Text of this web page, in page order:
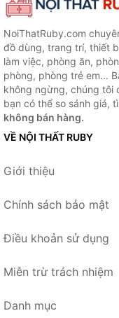
NoiThatRuby.com
đồ dùng, trang trí, thiết
làm việc, phòng ăn,
phòng, phòng trẻ em...
không ngừng, chúng tôi
bạn có thể so sánh giá,
không bán hàng.
VỀ NỘI THẤT RUBY
Giới thiệu
Chính sách bảo mật
Điều khoản sử dụng
Miễn trừ trách nhiệm
Danh mục